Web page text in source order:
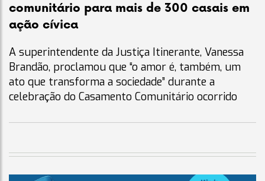
comunitário para mais de 300 casais em
ação cívica
A superintendente da Justiça Itinerante, Vanessa
Brandão, proclamou que “o amor é, também, um
ato que transforma a sociedade” durante a
celebração do Casamento Comunitário ocorrido